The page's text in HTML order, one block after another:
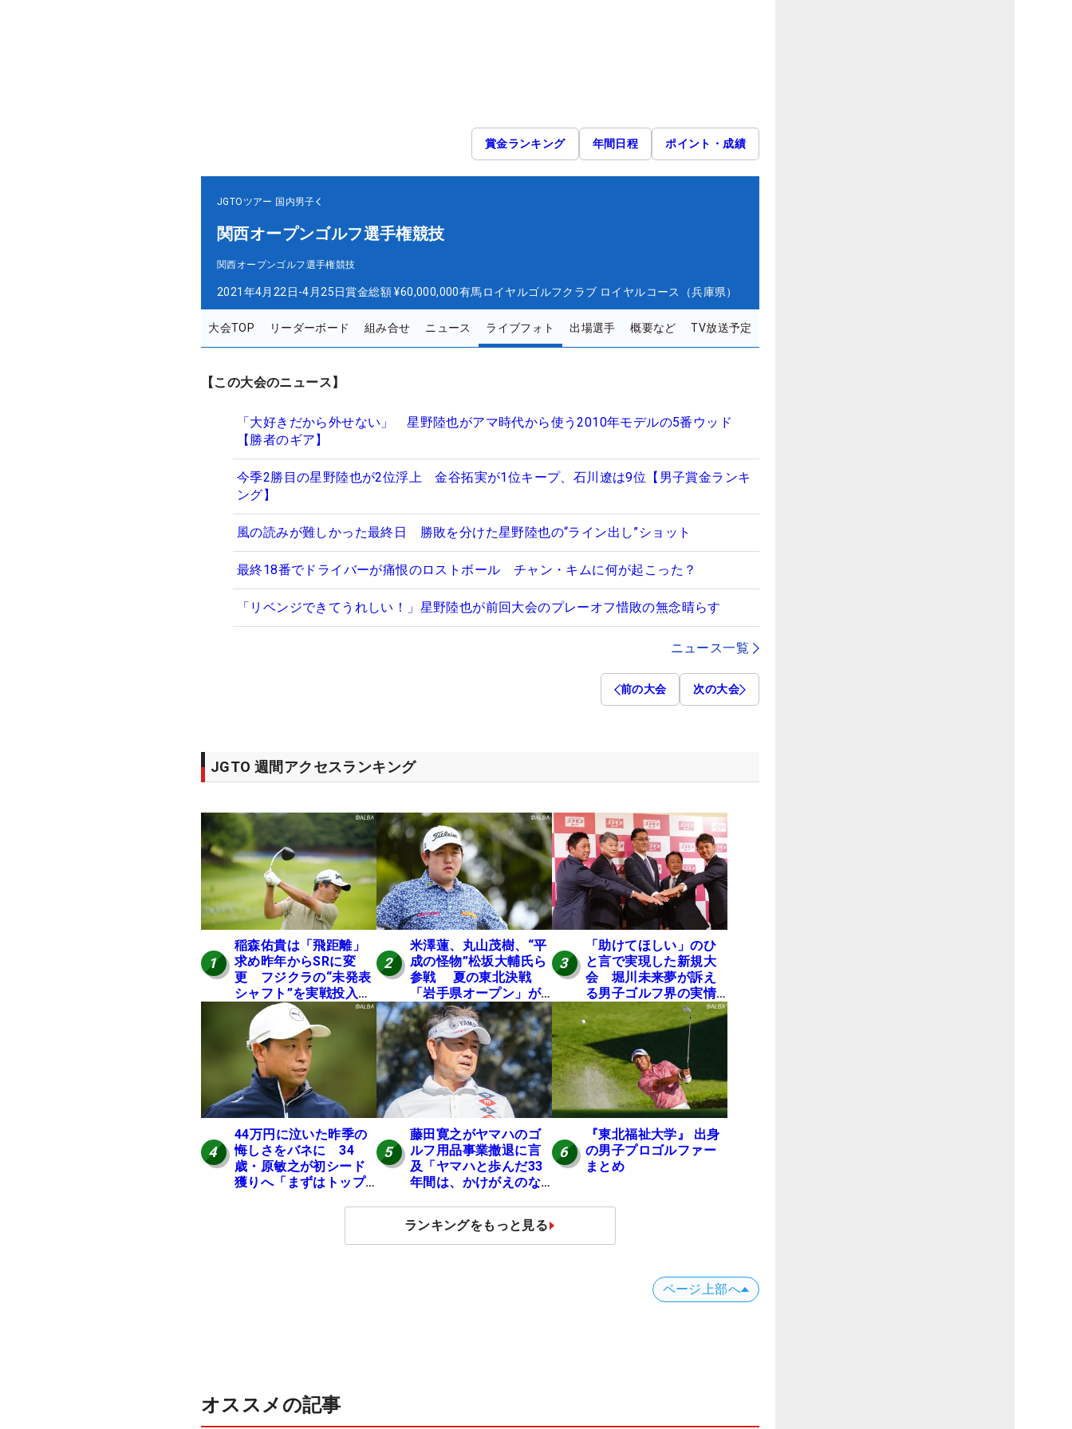
賞金ランキング 年間日程 ポイント・成績
JGTOツアー 国内男子
関西オープンゴルフ選手権競技
関西オープンゴルフ選手権競技
2021年4月22日-4月25日賞金総額 ¥60,000,000有馬ロイヤルゴルフクラブ ロイヤルコース（兵庫県）
大会TOP リーダーボード 組み合せ ニュース ライブフォト 出場選手 概要など TV放送予定
【この大会のニュース】
「大好きだから外せない」 星野陸也がアマ時代から使う2010年モデルの5番ウッド
【勝者のギア】
今季2勝目の星野陸也が2位浮上 金谷拓実が1位キープ、石川遼は9位【男子賞金ランキ
ング】
風の読みが難しかった最終日 勝敗を分けた星野陸也の“ライン出し”ショット
最終18番でドライバーが痛恨のロストボール チャン・キムに何が起こった？
「リベンジできてうれしい！」星野陸也が前回大会のプレーオフ惜敗の無念晴らす
ニュース一覧
前の大会 次の大会
JGTO 週間アクセスランキング
1
稲森佑貴は「飛距離」
求め昨年からSRに変
更 フジクラの“未発表
シャフト”を実戦投入し
好感触「つかまえにい
ける」【男子ツアーの
ヒトネタ！】
2
米澤蓮、丸山茂樹、“平
成の怪物”松坂大輔氏ら
参戦 夏の東北決戦
「岩手県オープン」が8
日開幕
3
「助けてほしい」のひ
と言で実現した新規大
会 堀川未来夢が訴え
る男子ゴルフ界の実情
と開催の舞台裏
4
44万円に泣いた昨季の
悔しさをバネに 34
歳・原敏之が初シード
獲りへ「まずはトップ
5
藤田寛之がヤマハのゴ
ルフ用品事業撤退に言
及「ヤマハと歩んだ33
年間は、かけがえのな
6
『東北福祉大学』 出身
の男子プロゴルファー
まとめ
ランキングをもっと見る
ページ上部へ
オススメの記事